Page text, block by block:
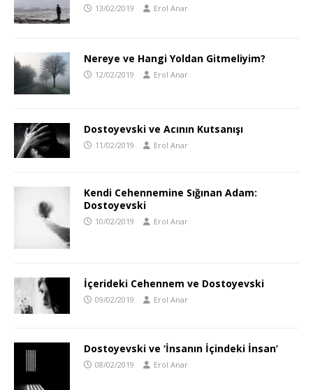
13/02/2019 Erol Anar
Nereye ve Hangi Yoldan Gitmeliyim?
12/02/2019 Erol Anar
Dostoyevski ve Acının Kutsanışı
11/02/2019 Erol Anar
Kendi Cehennemine Sığınan Adam:
Dostoyevski
10/02/2019 Erol Anar
İçerideki Cehennem ve Dostoyevski
09/02/2019 Erol Anar
Dostoyevski ve ‘İnsanın İçindeki İnsan’
08/02/2019 Erol Anar